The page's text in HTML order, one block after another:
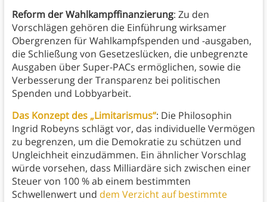
Reform der Wahlkampffinanzierung: Zu den
Vorschlägen gehören die Einführung wirksamer
Obergrenzen für Wahlkampfspenden und -ausgaben,
die Schließung von Gesetzeslücken, die unbegrenzte
Ausgaben über Super-PACs ermöglichen, sowie die
Verbesserung der Transparenz bei politischen
Spenden und Lobbyarbeit.
Das Konzept des „Limitarismus“: Die Philosophin
Ingrid Robeyns schlägt vor, das individuelle Vermögen
zu begrenzen, um die Demokratie zu schützen und
Ungleichheit einzudämmen. Ein ähnlicher Vorschlag
würde vorsehen, dass Milliardäre sich zwischen einer
Steuer von 100 % ab einem bestimmten
Schwellenwert und dem Verzicht auf bestimmte